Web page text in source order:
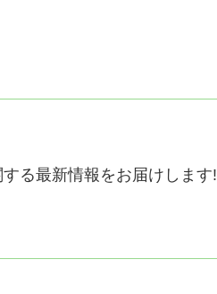
る最新情報をお届けします!